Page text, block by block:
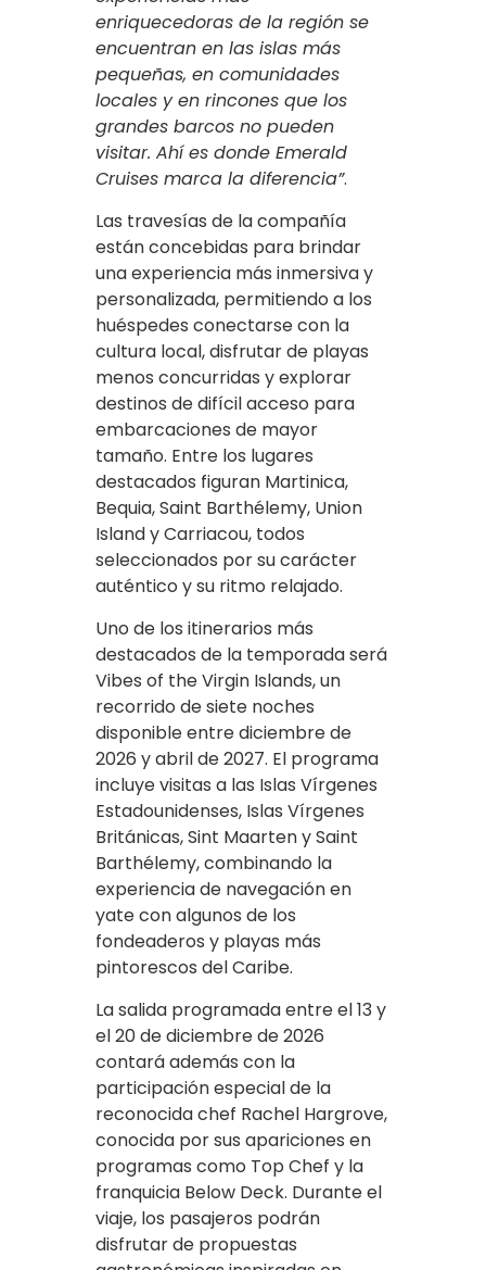
enriquecedoras de la región se
encuentran en las islas más
pequeñas, en comunidades
locales y en rincones que los
grandes barcos no pueden
visitar. Ahí es donde Emerald
Cruises marca la diferencia”.
Las travesías de la compañía
están concebidas para brindar
una experiencia más inmersiva y
personalizada, permitiendo a los
huéspedes conectarse con la
cultura local, disfrutar de playas
menos concurridas y explorar
destinos de difícil acceso para
embarcaciones de mayor
tamaño. Entre los lugares
destacados figuran Martinica,
Bequia, Saint Barthélemy, Union
Island y Carriacou, todos
seleccionados por su carácter
auténtico y su ritmo relajado.
Uno de los itinerarios más
destacados de la temporada será
Vibes of the Virgin Islands, un
recorrido de siete noches
disponible entre diciembre de
2026 y abril de 2027. El programa
incluye visitas a las Islas Vírgenes
Estadounidenses, Islas Vírgenes
Británicas, Sint Maarten y Saint
Barthélemy, combinando la
experiencia de navegación en
yate con algunos de los
fondeaderos y playas más
pintorescos del Caribe.
La salida programada entre el 13 y
el 20 de diciembre de 2026
contará además con la
participación especial de la
reconocida chef Rachel Hargrove,
conocida por sus apariciones en
programas como Top Chef y la
franquicia Below Deck. Durante el
viaje, los pasajeros podrán
disfrutar de propuestas